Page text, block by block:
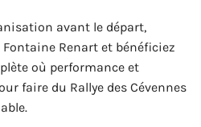
avant le départ,
Fontaine Renart et bénéficiez
où performance et
faire du Rallye des Cévennes